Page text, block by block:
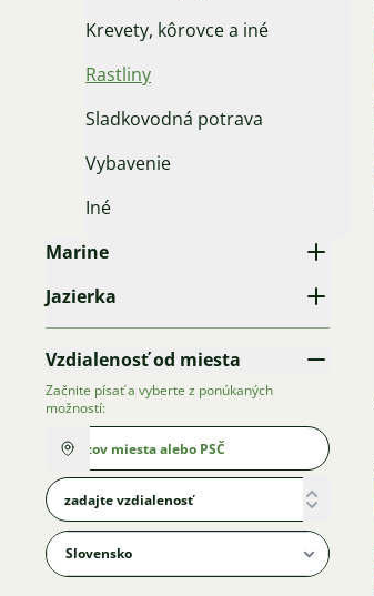
Krevety, kôrovce a iné
Rastliny
Sladkovodná potrava
Vybavenie
Iné
Marine
Jazierka
Vzdialenosť od miesta
Začnite písať a vyberte z ponúkaných
možností: